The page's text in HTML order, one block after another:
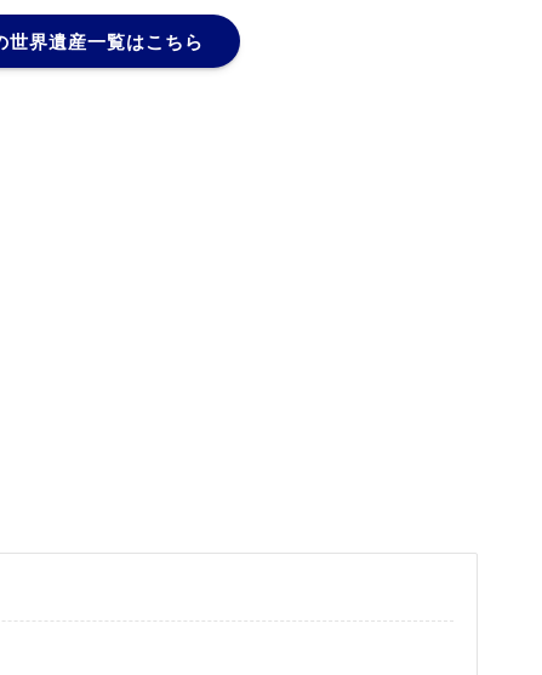
世界遺産一覧はこちら